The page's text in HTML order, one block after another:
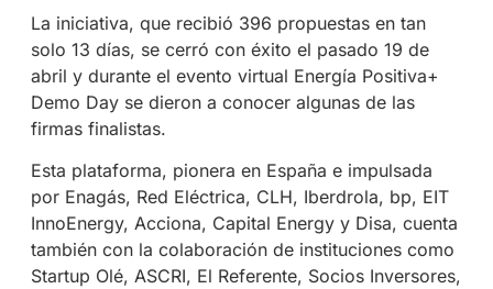
La iniciativa, que recibió 396 propuestas en tan
solo 13 días, se cerró con éxito el pasado 19 de
abril y durante el evento virtual Energía Positiva+
Demo Day se dieron a conocer algunas de las
firmas finalistas.
Esta plataforma, pionera en España e impulsada
por Enagás, Red Eléctrica, CLH, Iberdrola, bp, EIT
InnoEnergy, Acciona, Capital Energy y Disa, cuenta
también con la colaboración de instituciones como
Startup Olé, ASCRI, El Referente, Socios Inversores,